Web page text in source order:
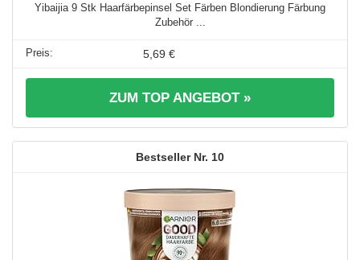
Yibaijia 9 Stk Haarfärbepinsel Set Färben Blondierung Färbung
Zubehör ...
5,69 €
ZUM TOP ANGEBOT »
10